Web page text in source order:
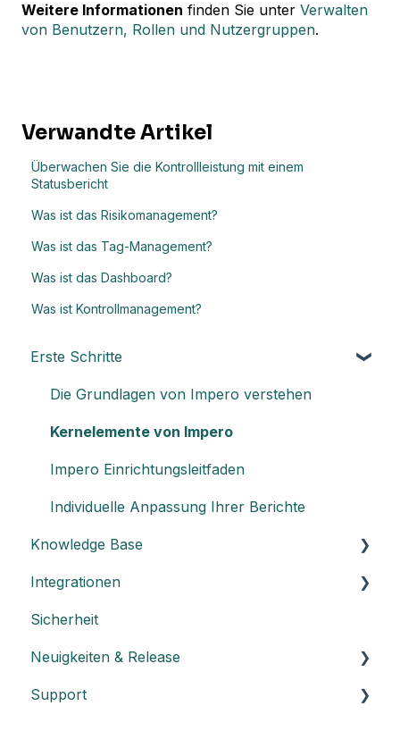
Weitere Informationen finden Sie unter Verwalten
von Benutzern, Rollen und Nutzergruppen.
Verwandte Artikel
Überwachen Sie die Kontrollleistung mit einem
Statusbericht
Was ist das Risikomanagement?
Was ist das Tag-Management?
Was ist das Dashboard?
Was ist Kontrollmanagement?
Erste Schritte
Die Grundlagen von Impero verstehen
Kernelemente von Impero
Impero Einrichtungsleitfaden
Individuelle Anpassung Ihrer Berichte
Knowledge Base
Allgemein
Dashboard
Admin: Management von Kontrollprogrammen
Admin: Kontrollen erstellen - Titel und
Integrationen
Einen API-Schlüssel erstellen
Integration mit Power BI
Sicherheit
Neuigkeiten & Release
Release Notes
Support